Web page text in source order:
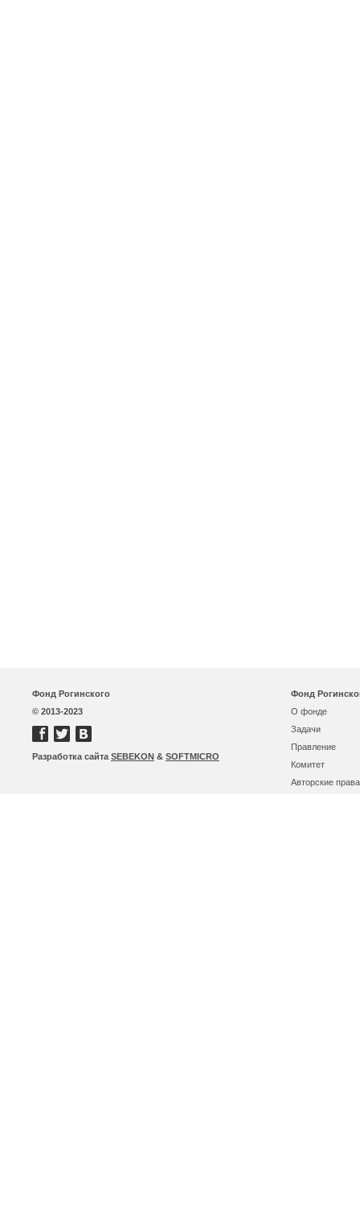
Фонд Рогинского
© 2013-2023
Разработка сайта SEBEKON & SOFTMICRO
Фонд
О фонде
Задачи
Правление
Комитет
Авторские права